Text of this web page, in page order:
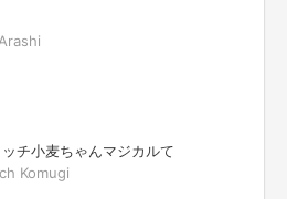
チ小麦ちゃんマジカルて
Komugi